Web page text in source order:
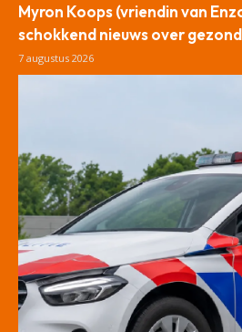
Myron Koops (vriendin van
schokkend nieuws over
7 augustus 2026